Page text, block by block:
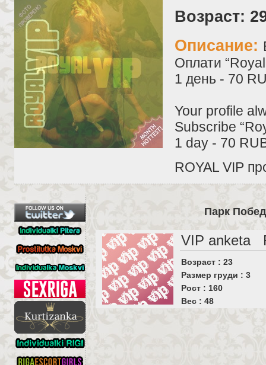
Возраст:
Описание:
Оплати
1 день - 70
Your profile
Subscribe
1 day - 70
ROYAL VIP
Парк
VIP anketa
Возраст : 23
Размер груди : 3
Рост : 160
Вес : 48